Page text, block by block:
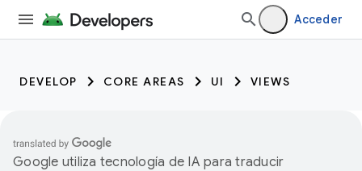
Acceder
DEVELOP CORE AREAS UI VIEWS
Google utiliza tecnología de IA para traducir